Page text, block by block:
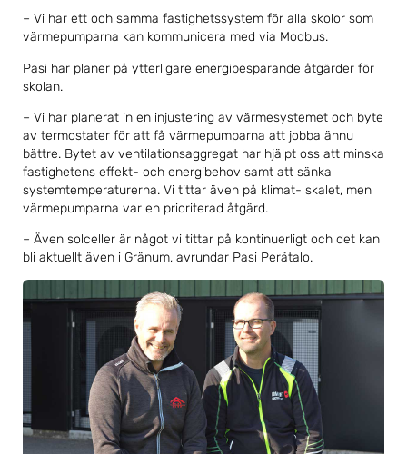
– Vi har ett och samma fastighetssystem för alla skolor som
värmepumparna kan kommunicera med via Modbus.
Pasi har planer på ytterligare energibesparande åtgärder för
skolan.
– Vi har planerat in en injustering av värmesystemet och byte
av termostater för att få värmepumparna att jobba ännu
bättre. Bytet av ventilationsaggregat har hjälpt oss att minska
fastighetens effekt- och energibehov samt att sänka
systemtemperaturerna. Vi tittar även på klimat- skalet, men
värmepumparna var en prioriterad åtgärd.
– Även solceller är något vi tittar på kontinuerligt och det kan
bli aktuellt även i Gränum, avrundar Pasi Perätalo.